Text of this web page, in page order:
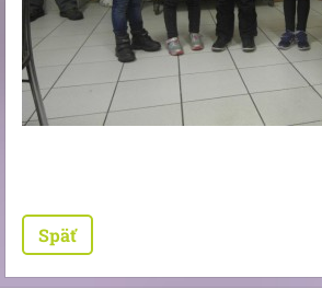
Späť